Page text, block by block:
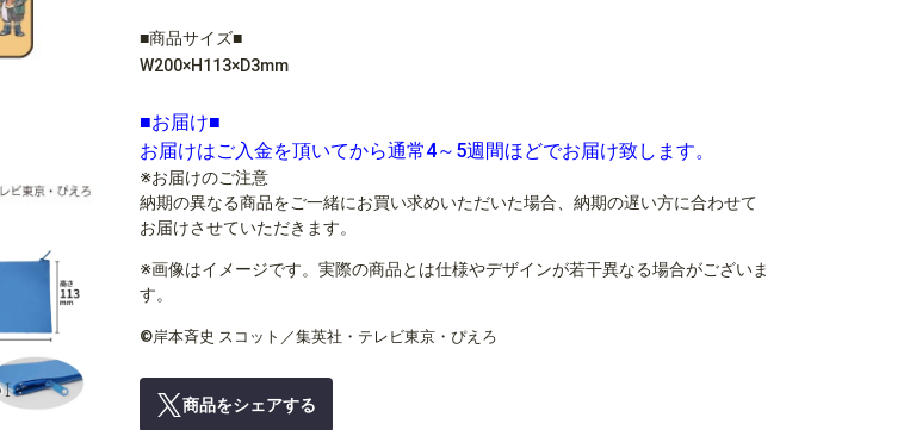
■商品サイズ■
W200×H113×D3mm
■お届け■
お届けはご入金を頂いてから通常4～5週間ほどでお届け致します。
※お届けのご注意
納期の異なる商品をご一緒にお買い求めいただいた場合、納期の遅い方に合わせて
お届けさせていただきます。
※画像はイメージです。実際の商品とは仕様やデザインが若干異なる場合がございま
す。
©岸本斉史 スコット／集英社・テレビ東京・ぴえろ
商品をシェアする